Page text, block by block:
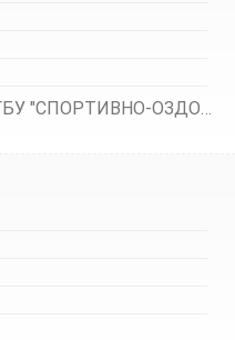
САНКТ-ПЕТЕРБУРГСКОЕ ГБУ "СПОРТИВНО-ОЗДОРОВИТЕЛЬНЫЙ КОМПЛЕКС КОЛПИНСКОГО РАЙОНА "ИЖОРЕЦ"